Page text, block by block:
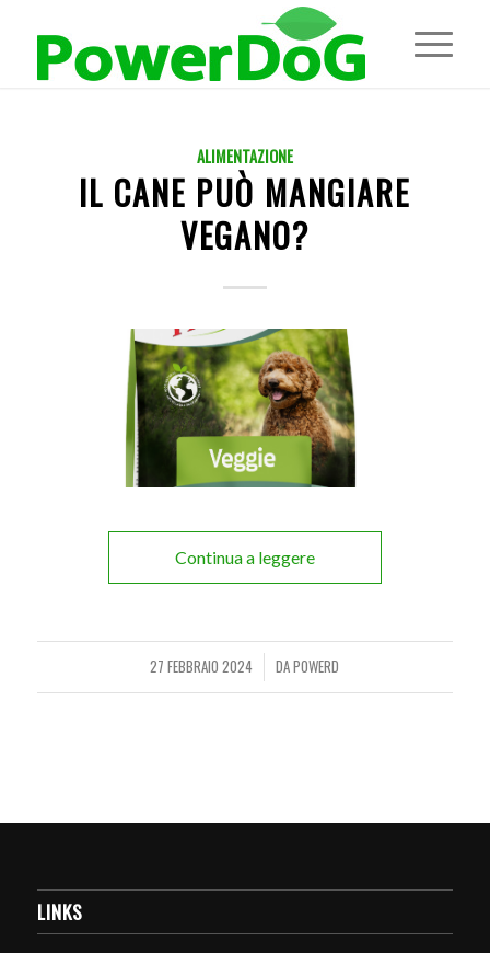
ALIMENTAZIONE
IL CANE PUÒ MANGIARE
VEGANO?
Continua a leggere
27 FEBBRAIO 2024
/ DAPOWERD
LINKS